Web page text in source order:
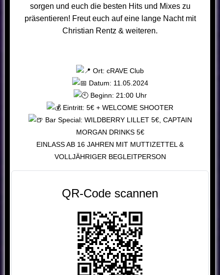
sorgen und euch die besten Hits und Mixes zu
präsentieren! Freut euch auf eine lange Nacht mit
Christian Rentz & weiteren.
Ort: cRAVE Club
Datum: 11.05.2024
Beginn: 21:00 Uhr
Eintritt: 5€ + WELCOME SHOOTER
Bar Special: WILDBERRY LILLET 5€, CAPTAIN
MORGAN DRINKS 5€
EINLASS AB 16 JAHREN MIT MUTTIZETTEL &
VOLLJÄHRIGER BEGLEITPERSON
QR-Code scannen